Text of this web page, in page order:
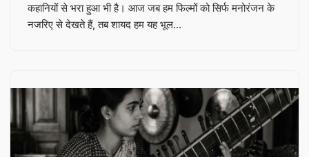
कहानियों से भरा हुआ भी है। आज जब हम फिल्मों को सिर्फ मनोरंजन के
नजरिए से देखते हैं, तब शायद हम यह भूल…